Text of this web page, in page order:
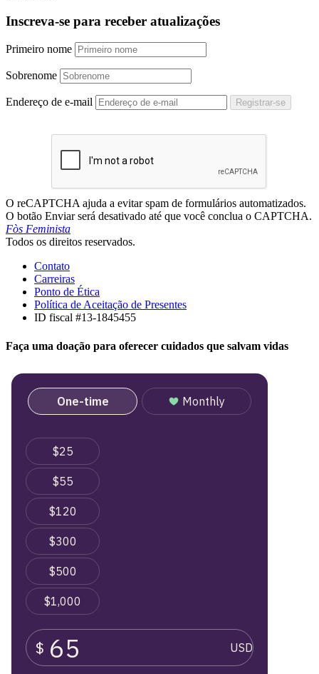
Inscreva-se para receber atualizações
Primeiro nome
Sobrenome
Endereço de e-mail Registrar-se
O reCAPTCHA ajuda a evitar spam de formulários automatizados.
O botão Enviar será desativado até que você conclua o CAPTCHA.
Fòs Feminista
Todos os direitos reservados.
Contato
Carreiras
Ponto de Ética
Política de Aceitação de Presentes
ID fiscal #13-1845455
Faça uma doação para oferecer cuidados que salvam vidas